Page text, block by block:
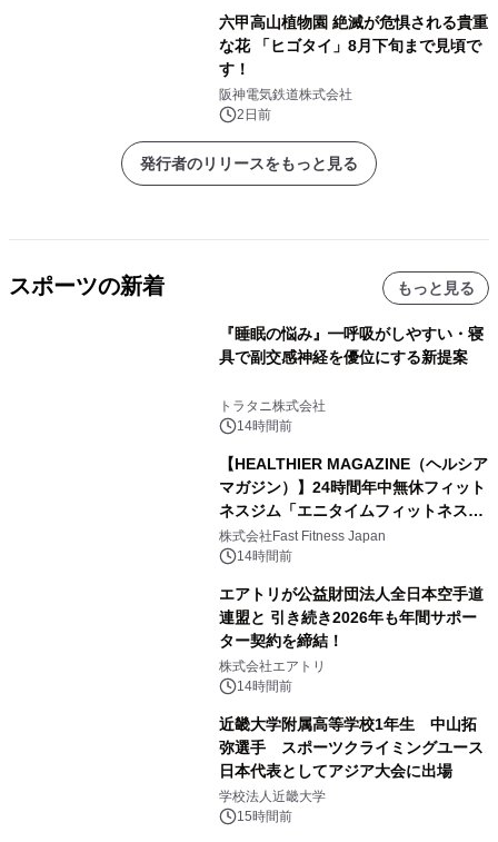
六甲高山植物園 絶滅が危惧される貴重
な花 「ヒゴタイ」8月下旬まで見頃で
す！
阪神電気鉄道株式会社
2日前
発行者のリリースをもっと見る
スポーツの新着 もっと見る
『睡眠の悩み』━呼吸がしやすい・寝
具で副交感神経を優位にする新提案
トラタニ株式会社
14時間前
【HEALTHIER MAGAZINE（ヘルシア
マガジン）】24時間年中無休フィット
ネスジム「エニタイムフィットネス」
のウェブマガジン更新中！ ＜世界
6,000店舗目は、東京・西小山に。エ
を聞きました。＞
株式会社Fast Fitness Japan
14時間前
エアトリが公益財団法人全日本空手道
連盟と 引き続き2026年も年間サポー
ター契約を締結！
株式会社エアトリ
14時間前
近畿大学附属高等学校1年生 中山拓
弥選手 スポーツクライミングユース
日本代表としてアジア大会に出場
学校法人近畿大学
15時間前